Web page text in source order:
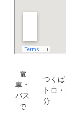
電
車・
バス
で
つく
トロ
分